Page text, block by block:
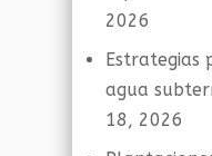
2026
Estrategias
agua
18, 2026